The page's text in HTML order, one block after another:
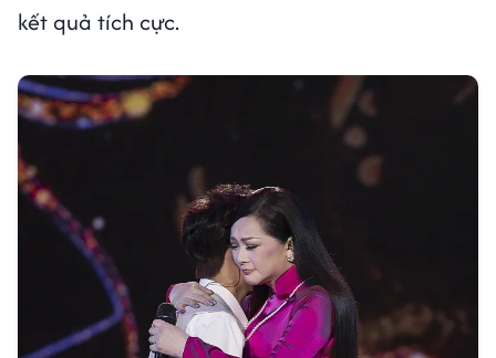
kết quả tích cực.